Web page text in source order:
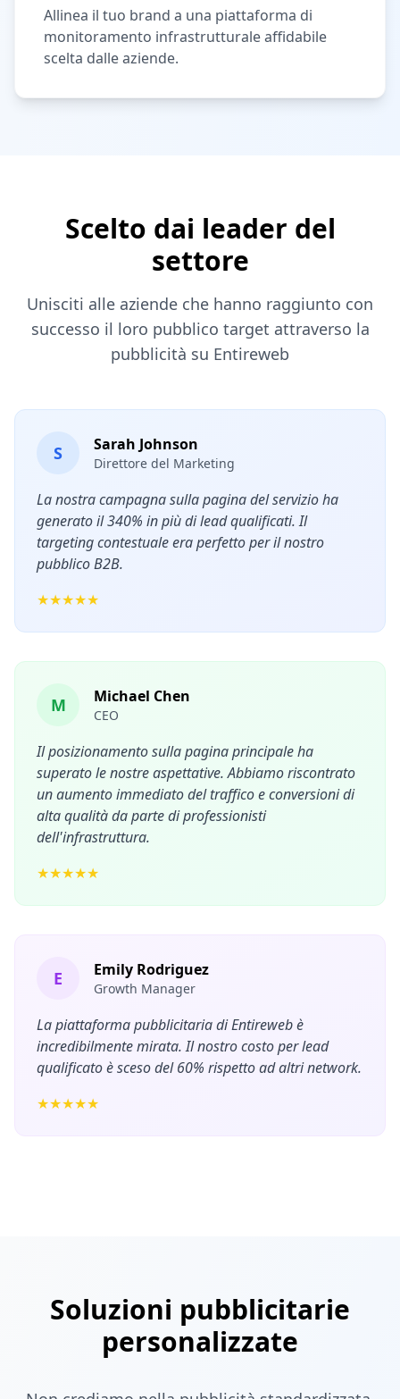
Allinea il tuo brand a una piattaforma di
monitoramento infrastrutturale affidabile
scelta dalle aziende.
Scelto dai leader del
settore
Unisciti alle aziende che hanno raggiunto con
successo il loro pubblico target attraverso la
pubblicità su Entireweb
S Sarah Johnson
Direttore del Marketing
La nostra campagna sulla pagina del servizio ha
generato il 340% in più di lead qualificati. Il
targeting contestuale era perfetto per il nostro
pubblico B2B.
★★★★★
M Michael Chen
CEO
Il posizionamento sulla pagina principale ha
superato le nostre aspettative. Abbiamo riscontrato
un aumento immediato del traffico e conversioni di
alta qualità da parte di professionisti
dell'infrastruttura.
★★★★★
E Emily Rodriguez
Growth Manager
La piattaforma pubblicitaria di Entireweb è
incredibilmente mirata. Il nostro costo per lead
qualificato è sceso del 60% rispetto ad altri network.
★★★★★
Soluzioni pubblicitarie
personalizzate